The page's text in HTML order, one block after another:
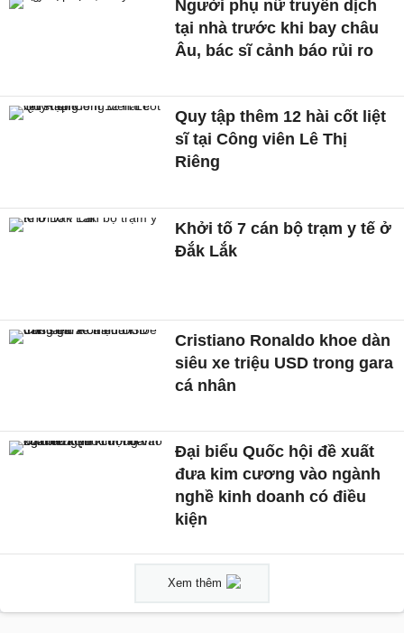
Người phụ nữ truyền dịch
tại nhà trước khi bay châu
Âu, bác sĩ cảnh báo rủi ro
Quy tập thêm 12 hài cốt liệt
sĩ tại Công viên Lê Thị
Riêng
Khởi tố 7 cán bộ trạm y tế ở
Đắk Lắk
Cristiano Ronaldo khoe dàn
siêu xe triệu USD trong gara
cá nhân
Đại biểu Quốc hội đề xuất
đưa kim cương vào ngành
nghề kinh doanh có điều
kiện
Xem thêm